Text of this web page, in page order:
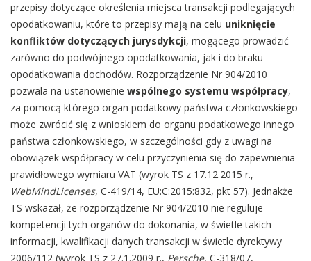
przepisy dotyczące określenia miejsca transakcji podlegających
opodatkowaniu, które to przepisy mają na celu uniknięcie
konfliktów dotyczących jurysdykcji, mogącego prowadzić
zarówno do podwójnego opodatkowania, jak i do braku
opodatkowania dochodów. Rozporządzenie Nr 904/2010
pozwala na ustanowienie wspólnego systemu współpracy,
za pomocą którego organ podatkowy państwa członkowskiego
może zwrócić się z wnioskiem do organu podatkowego innego
państwa członkowskiego, w szczególności gdy z uwagi na
obowiązek współpracy w celu przyczynienia się do zapewnienia
prawidłowego wymiaru VAT (wyrok TS z 17.12.2015 r.,
WebMindLicenses, C-419/14, EU:C:2015:832, pkt 57). Jednakże
TS wskazał, że rozporządzenie Nr 904/2010 nie reguluje
kompetencji tych organów do dokonania, w świetle takich
informacji, kwalifikacji danych transakcji w świetle dyrektywy
2006/112 (wyrok TS z 27.1.2009 r., Persche, C-318/07,